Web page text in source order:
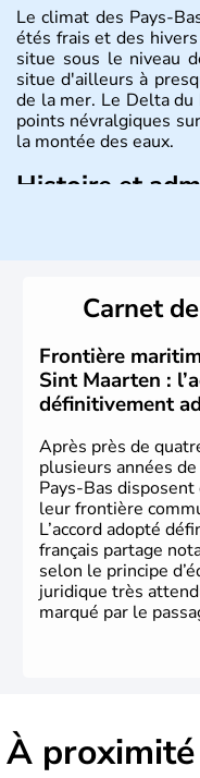
Le climat des Pays-
étés frais et des
situe sous le niveau
situe d'ailleurs à
de la mer. Le Delta
points névralgiques
la montée des eaux.
Histoire et
rôle dans la
représenté par le
avril 2013.
Carnet
Frontière
Sint Maarten :
définitivement
Après près de
plusieurs années
Pays-Bas disposent
leur frontière
L’accord adopté
français partage
selon le principe
juridique très
marqué par le
À